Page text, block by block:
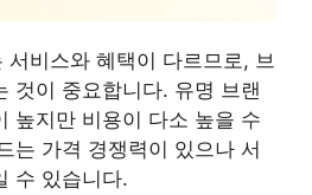
서비스와 혜택이 다르므로, 브
것이 중요합니다. 유명 브랜
높지만 비용이 다소 높을 수
는 가격 경쟁력이 있으나 서
수 있습니다.